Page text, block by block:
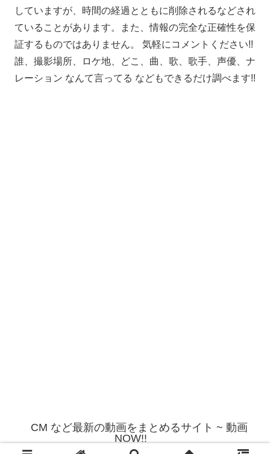
していますが、時間の経過とともに削除されるなどされ
ていることがあります。また、情報の完全な正確性を保
証するものではありません。 気軽にコメントください!!
誰、撮影場所、ロケ地、どこ、曲、歌、歌手、声優、ナ
レーション なんて言ってる などもできるだけ調べます!!
CM など最新の動画をまとめるサイト ~ 動画
NOW!!